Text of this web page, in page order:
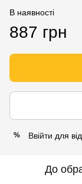
В наявності
887 грн
% Ввійти для
До